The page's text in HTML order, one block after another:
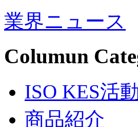
業界ニュース
Columun
ISO KES活
商品紹介